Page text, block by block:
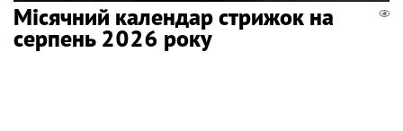
Місячний календар стрижок на
серпень 2026 року